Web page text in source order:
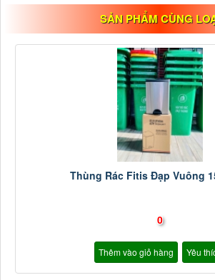
SẢN PHẨM CÙNG
Thùng Rác Fitis Đạp Vuông
0
Thêm vào giỏ hàng Yêu